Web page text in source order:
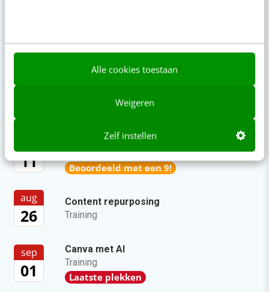
Alle cookies toestaan
Weigeren
Zelf instellen
Geef structuur aan je content met een
contentbibliotheek [5 stappen]
11
SEO & GEO met AI
Online mastercourse
Beoordeeld met een 9!
aug
26
Content repurposing
Training
sep
01
Canva met AI
Training
Laatste plekken